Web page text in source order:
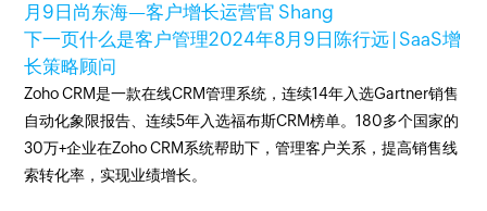
月9日 尚东海—客户增长运营官 Shang
下一页什么是客户管理2024年8月9日 陈行远 | SaaS增
长策略顾问
Zoho CRM是一款在线CRM管理系统，连续14年入选Gartner销售
自动化象限报告、连续5年入选福布斯CRM榜单。180多个国家的
30万+企业在Zoho CRM系统帮助下，管理客户关系，提高销售线
索转化率，实现业绩增长。